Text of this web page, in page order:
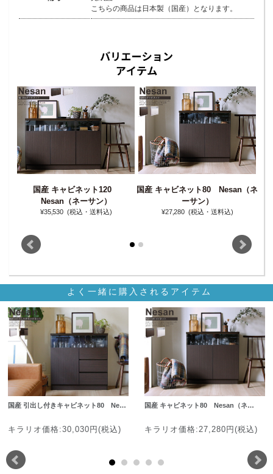
こちらの商品は日本製（国産）となります。
国産 キャビネット120
Nesan（ネーサン）
¥35‚530 (税込・送料込)
国産 キャビネット80 Nesan（ネ
ーサン）
¥27‚280 (税込・送料込)
よく一緒に購入されるアイテム
国産 引出し付きキャビネット80 Ne…
キラリオ価格:30,030円(税込)
国産 キャビネット80 Nesan（ネ…
キラリオ価格:27,280円(税込)